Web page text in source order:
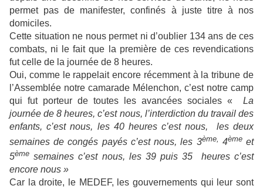
permet pas de manifester, confinés à juste titre à nos
domiciles.
Cette situation ne nous permet ni d’oublier 134 ans de ces
combats, ni le fait que la première de ces revendications
fut celle de la journée de 8 heures.
Oui, comme le rappelait encore récemment à la tribune de
l’Assemblée notre camarade Mélenchon, c’est notre camp
qui fut porteur de toutes les avancées sociales « La
journée de 8 heures, c’est nous, l’interdiction du travail des
enfants, c’est nous, les 40 heures c’est nous, les deux
semaines de congés payés c’est nous, les 3ème, 4èmeet
5ème semaines c’est nous, les 39 puis 35 heures c’est
encore nous »
Car la droite, le MEDEF, les gouvernements qui leur sont